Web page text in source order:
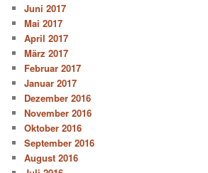
Juni 2017
Mai 2017
April 2017
März 2017
Februar 2017
Januar 2017
Dezember 2016
November 2016
Oktober 2016
September 2016
August 2016